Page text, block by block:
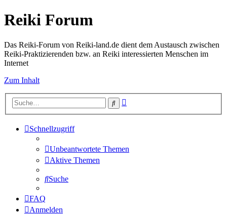
Reiki Forum
Das Reiki-Forum von Reiki-land.de dient dem Austausch zwischen
Reiki-Praktizierenden bzw. an Reiki interessierten Menschen im
Internet
Zum Inhalt
Suche
Schnellzugriff
Unbeantwortete Themen
Aktive Themen
Suche
FAQ
Anmelden